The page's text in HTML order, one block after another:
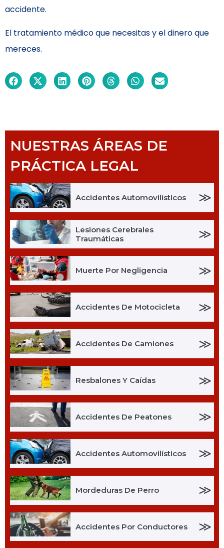
accidente.
El tratamiento médico que necesitas y el dinero que
mereces.
NUESTRAS ÁREAS DE
PRÁCTICA LEGAL
Accidentes Automovilísticos ≫
Lesiones Cerebrales
Traumáticas
≫
Muerte Por Negligencia ≫
Accidentes De Motocicleta ≫
Accidentes De Camiones ≫
Resbalones Y Caídas ≫
Accidentes De Peatones ≫
Accidentes Automovilísticos ≫
Mordeduras De Perro ≫
Accidentes Por Conductores ≫